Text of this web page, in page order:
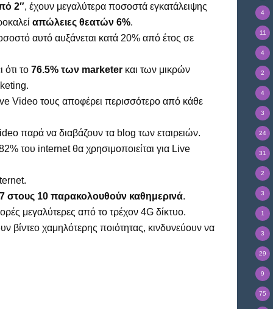
2″, έχουν μεγαλύτερα ποσοστά εγκατάλειψης
απώλειες θεατών 6%.
αυτό αυξάνεται κατά 20% από έτος σε
το 76.5% των marketer και των μικρών
Video τους αποφέρει περισσότερο από κάθε
παρά να διαβάζουν τα blog των εταιρειών.
του internet θα χρησιμοποιείται για Live
7 στους 10 παρακολουθούν καθημερινά.
μεγαλύτερες από το τρέχον 4G δίκτυο.
βίντεο χαμηλότερης ποιότητας, κινδυνεύουν να
4
11
4
2
4
3
24
31
2
3
1
3
29
9
75